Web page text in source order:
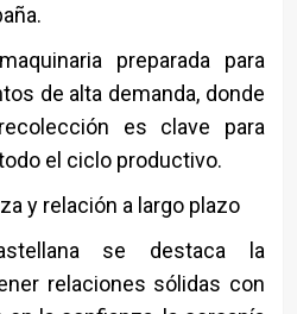
preparada para
de alta demanda, donde
es clave para
el ciclo productivo.
y relación a largo plazo
se destaca la
relaciones sólidas con